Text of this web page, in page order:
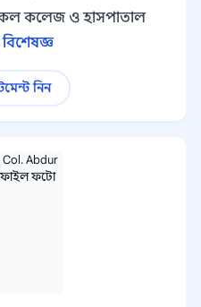
কলেজ ও হাসপাতাল
নিন